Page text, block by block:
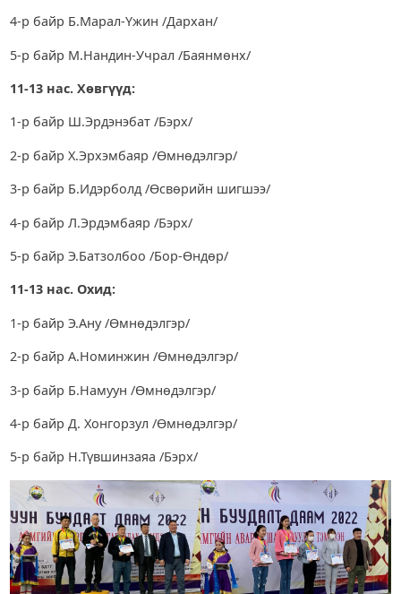
4-р байр Б.Марал-Үжин /Дархан/
5-р байр М.Нандин-Учрал /Баянмөнх/
11-13 нас. Хөвгүүд:
1-р байр Ш.Эрдэнэбат /Бэрх/
2-р байр Х.Эрхэмбаяр /Өмнөдэлгэр/
3-р байр Б.Идэрболд /Өсвөрийн шигшээ/
4-р байр Л.Эрдэмбаяр /Бэрх/
5-р байр Э.Батзолбоо /Бор-Өндөр/
11-13 нас. Охид:
1-р байр Э.Ану /Өмнөдэлгэр/
2-р байр А.Номинжин /Өмнөдэлгэр/
3-р байр Б.Намуун /Өмнөдэлгэр/
4-р байр Д. Хонгорзул /Өмнөдэлгэр/
5-р байр Н.Түвшинзаяа /Бэрх/